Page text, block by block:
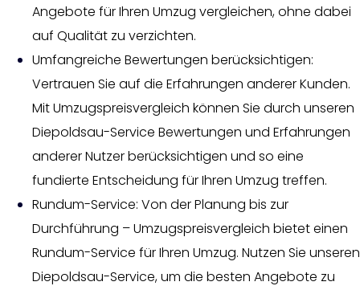
Angebote für Ihren Umzug vergleichen, ohne dabei
auf Qualität zu verzichten.
Umfangreiche Bewertungen berücksichtigen:
Vertrauen Sie auf die Erfahrungen anderer Kunden.
Mit Umzugspreisvergleich können Sie durch unseren
Diepoldsau-Service Bewertungen und Erfahrungen
anderer Nutzer berücksichtigen und so eine
fundierte Entscheidung für Ihren Umzug treffen.
Rundum-Service: Von der Planung bis zur
Durchführung – Umzugspreisvergleich bietet einen
Rundum-Service für Ihren Umzug. Nutzen Sie unseren
Diepoldsau-Service, um die besten Angebote zu